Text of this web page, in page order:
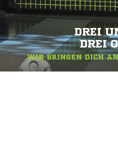
DREI
DREI
WIR BRINGEN DICH